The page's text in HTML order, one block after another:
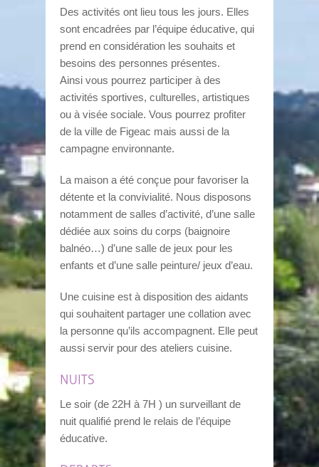
Des activités ont lieu tous les jours. Elles
sont encadrées par l’équipe éducative, qui
prend en considération les souhaits et
besoins des personnes présentes.
Ainsi vous pourrez participer à des
activités sportives, culturelles, artistiques
ou à visée sociale. Vous pourrez profiter
de la ville de Figeac mais aussi de la
campagne environnante.
La maison a été conçue pour favoriser la
détente et la convivialité. Nous disposons
notamment de salles d’activité, d’une salle
dédiée aux soins du corps (baignoire
balnéo…) d’une salle de jeux pour les
enfants et d’une salle peinture/ jeux d’eau.
Une cuisine est à disposition des aidants
qui souhaitent partager une collation avec
la personne qu’ils accompagnent. Elle peut
aussi servir pour des ateliers cuisine.
Le soir (de 22H à 7H ) un surveillant de
nuit qualifié prend le relais de l’équipe
éducative.